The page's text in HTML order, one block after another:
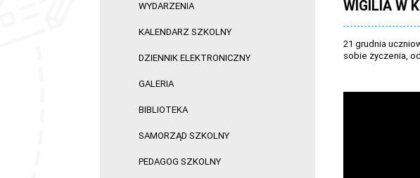
WYDARZENIA
KALENDARZ SZKOLNY
DZIENNIK ELEKTRONICZNY
GALERIA
BIBLIOTEKA
SAMORZĄD SZKOLNY
PEDAGOG SZKOLNY
WIGILIA W
21 grudnia
sobie życzenia,